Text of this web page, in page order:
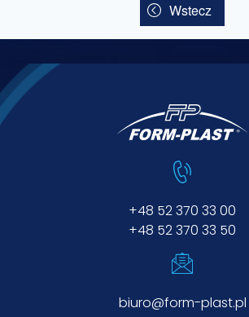
s
t
a
Wstecz
+48 52 370 33 00
+48 52 370 33 50
biuro@form-plast.pl